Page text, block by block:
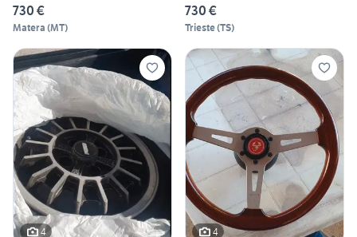
730 €
Matera (MT)
730 €
Trieste(TS)
4 4